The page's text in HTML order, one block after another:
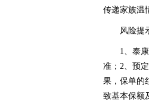
传递家族温
风险提
1、泰
准；2、预
果，保单的
致基本保额